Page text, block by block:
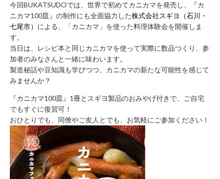
今回BUKATSUDOでは、世界で初めてカニカマを発売し、『カ
ニカマ100皿』の制作にも全面協力した株式会社スギヨ（石川・
七尾市） による、「カニカマ」を使った料理体験会を開催しま
す。
当日は、レシピ本と同じカニカマを使って実際に数品つくり、参
加者のみなさんと一緒に味わいます。
製造秘話や豆知識も学びつつ、カニカマの新たな可能性を感じて
みませんか？
『カニカマ100皿』1冊とスギヨ製品のおみやげ付きで、ご自宅
でもすぐに復習可！
おひとりでも、同僚やご友人とでも、お気軽にご参加ください！
施
設
営
業
時
間
（年
末
年
始
休
業）
月
～
土 9：
00
～
22：